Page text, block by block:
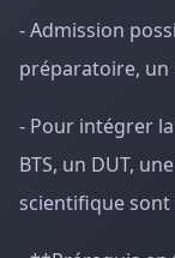
- Admission
préparatoire, un
- Pour intégrer
BTS, un DUT,
scientifique sont